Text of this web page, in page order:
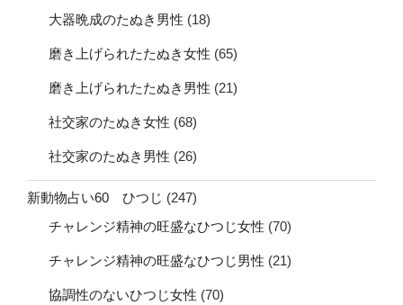
大器晩成のたぬき男性 (18)
磨き上げられたたぬき女性 (65)
磨き上げられたたぬき男性 (21)
社交家のたぬき女性 (68)
社交家のたぬき男性 (26)
新動物占い60 ひつじ (247)
チャレンジ精神の旺盛なひつじ女性 (70)
チャレンジ精神の旺盛なひつじ男性 (21)
協調性のないひつじ女性 (70)